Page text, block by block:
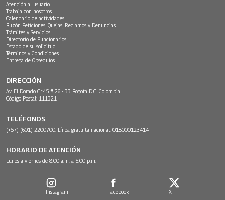
Atención al usuario
Trabaja con nosotros
Calendario de actividades
Buzón Peticiones, Quejas, Reclamos y Denuncias
Trámites y Servicios
Directorio de Funcionarios
Estado de su solicitud
Términos y Condiciones
Entrega de Obsequios
DIRECCIÓN
Av. El Dorado Cr.45 # 26 - 33 Bogotá D.C. Colombia.
Código Postal: 111321
TELÉFONOS
(+57) (601) 2200700. Línea gratuita nacional: 018000123414
HORARIO DE ATENCIÓN
Lunes a viernes de 8:00 a.m. a 5:00 p.m.
Instagram Facebook X